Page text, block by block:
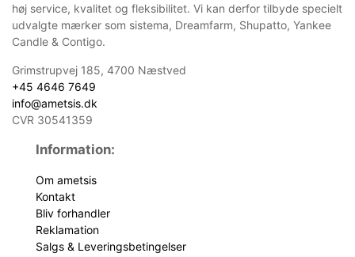
høj service, kvalitet og fleksibilitet. Vi kan derfor tilbyde specielt
udvalgte mærker som sistema, Dreamfarm, Shupatto, Yankee
Candle & Contigo.
Grimstrupvej 185, 4700 Næstved
+45 4646 7649
info@ametsis.dk
CVR 30541359
Information:
Om ametsis
Kontakt
Bliv forhandler
Reklamation
Salgs & Leveringsbetingelser